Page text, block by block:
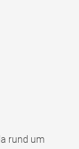
rund um